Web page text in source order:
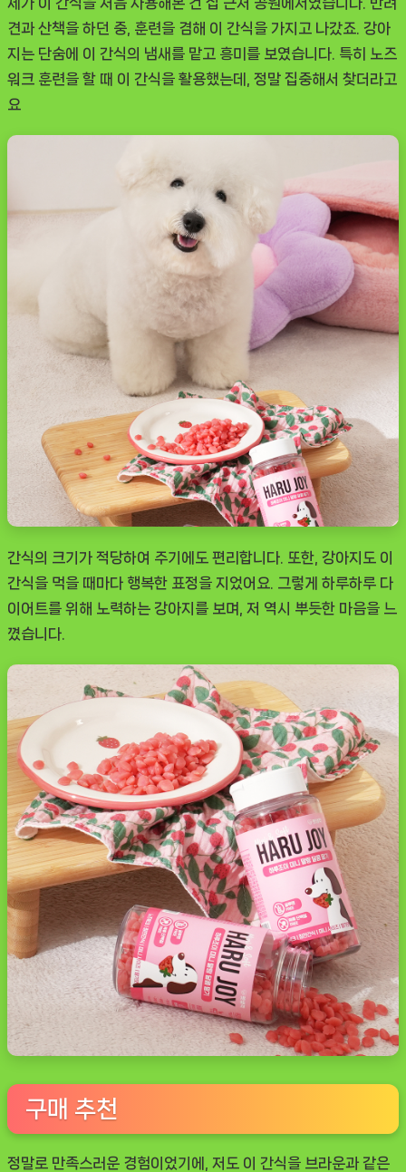
견과 산책을 하던 중, 훈련을 겸해 이 간식을 가지고 나갔죠. 강아
지는 단숨에 이 간식의 냄새를 맡고 흥미를 보였습니다. 특히 노즈
워크 훈련을 할 때 이 간식을 활용했는데, 정말 집중해서 찾더라고
요
간식의 크기가 적당하여 주기에도 편리합니다. 또한, 강아지도 이
간식을 먹을 때마다 행복한 표정을 지었어요. 그렇게 하루하루 다
이어트를 위해 노력하는 강아지를 보며, 저 역시 뿌듯한 마음을 느
꼈습니다.
구매 추천
정말로 만족스러운 경험이었기에, 저도 이 간식을 브라운과 같은